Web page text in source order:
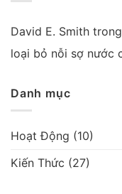
David E. Smith trong
loại bỏ nỗi sợ nước
Danh mục
Hoạt Động (10)
Kiến Thức (27)